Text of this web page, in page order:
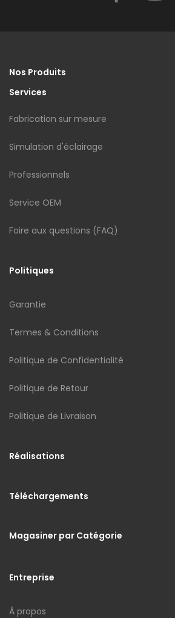
Nos Produits
Services
Fabrication sur mesure
Simulation d'éclairage
Professionnels
Service OEM
Foire aux questions (FAQ)
Politiques
Garantie
Termes & Conditions
Politique de Confidentialité
Politique de Retour
Politique de Livraison
Réalisations
Téléchargements
Magasiner par Catégorie
Entreprise
À propos